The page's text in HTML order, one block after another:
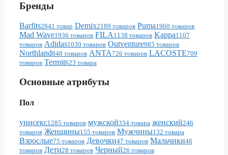
Бренды
Barfits2841 товар Demix2189 товаров Puma1960 товаров
Mad Wave1936 товаров FILA 1138 товаров Kappa1107
товаров Adidas1030 товаров Outventure985 товаров
Northland848 товаров ANTA726 товаров LACOSTE709
товаров Termit623 товара
Основные атрибуты
Пол
унисекс1285 товаров мужской334 товара женский246
товаров Женщины155 товаров Мужчины132 товара
Взрослые75 товаров Девочки47 товаров Мальчики46
товаров Дети28 товаров Черный26 товаров